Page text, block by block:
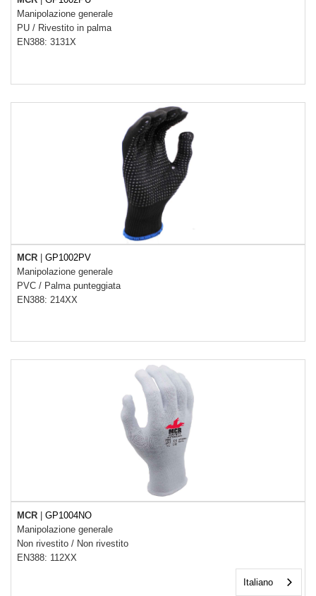
Manipolazione generale
PU / Rivestito in palma
EN388: 3131X
MCR |GP1002PV
Manipolazione generale
PVC / Palma punteggiata
EN388: 214XX
MCR |GP1004NO
Manipolazione generale
Non rivestito / Non rivestito
EN388: 112XX
Italiano